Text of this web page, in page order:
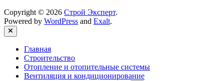
Copyright © 2026 Строй Эксперт.
Powered by WordPress and Exalt.
Close
Главная
Строительство
Отопление и отопительные системы
Вентиляция и кондиционирование